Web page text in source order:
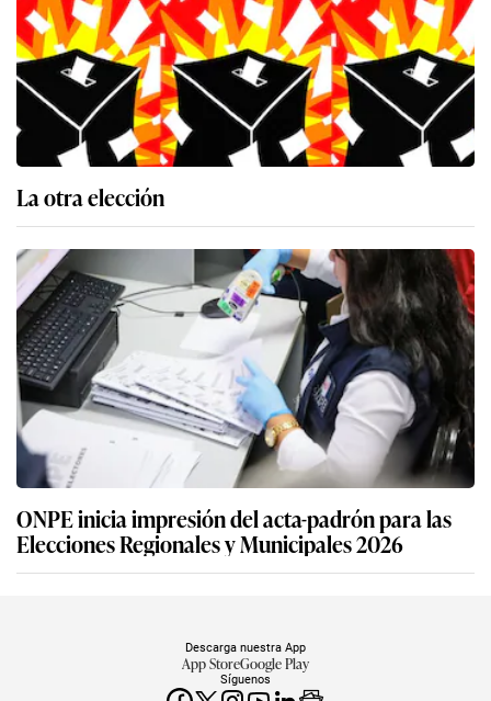
La otra elección
ONPE inicia impresión del acta-padrón para las
Elecciones Regionales y Municipales 2026
Síguenos
Descarga nuestra App
App StoreGoogle Play